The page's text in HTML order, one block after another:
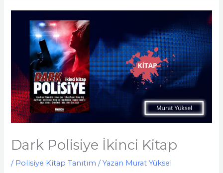
Dark Polisiye İkinci Kitap
/ Polisiye Kitap Tanıtım / Yazan Murat Yüksel